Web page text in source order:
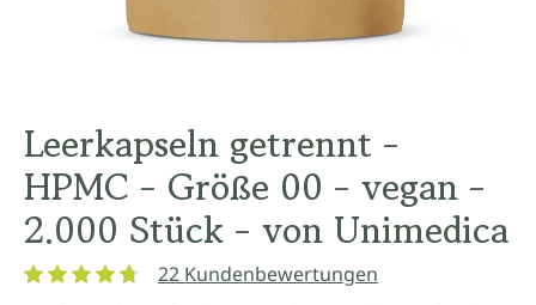
Leerkapseln getrennt -
HPMC - Größe 00 - vegan -
2.000 Stück - von Unimedica
22 Kundenbewertungen